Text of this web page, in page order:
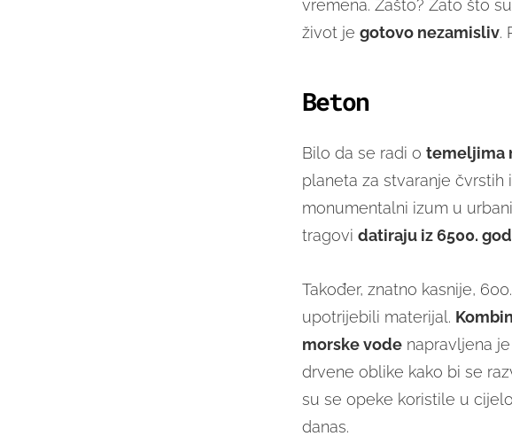
vremena. Zašto? Zato što
život je gotovo nezamisliv.
Beton
Bilo da se radi o temeljima
planeta za stvaranje čvrstih
monumentalni izum u
tragovi datiraju iz 6500.
Također, znatno kasnije,
upotrijebili materijal.
morske vodenapravljena
drvene oblike kako bi se
su se opeke koristile u
danas.